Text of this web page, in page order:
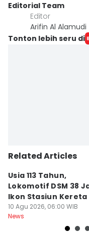
Editorial Team
Editor
Arifin Al Alamudi
Tonton lebih seru di
Related Articles
Usia 113 Tahun,
Lokomotif DSM 38
Ikon Stasiun Kereta
Medan
10 Agu 2026, 06:00 WIB
News